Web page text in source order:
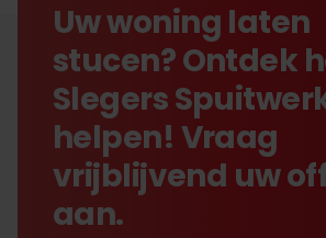
Uw woning laten
stucen? Ontdek
Slegers
helpen! Vraag
vrijblijvend uw
aan.